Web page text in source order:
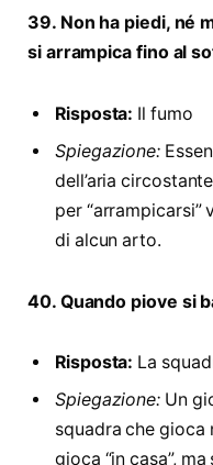
39. Non ha piedi, né
si arrampica fino al
Risposta: Il fumo
Spiegazione:
dell’aria
per “arrampicarsi”
di alcun arto.
40. Quando piove si
Risposta: La
Spiegazione: Un
squadra che gioca
gioca “in casa”,